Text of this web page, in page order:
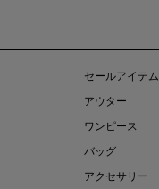
セールアイテム
アウター
ワンピース
バッグ
アクセサリー